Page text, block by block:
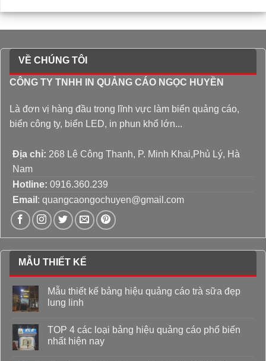
VỀ CHÚNG TÔI
CÔNG TY TNHH IN QUẢNG CÁO NGỌC HUYỀN
Là đơn vị hàng đầu trong lĩnh vực làm biển quảng cáo,
biển công ty, biển LED, in phun khổ lớn...
Địa chỉ: 268 Lê Công Thanh, P. Minh Khai,Phủ Lý, Hà
Nam
Hotline: 0916.360.239
Email : quangcaongochuyen@gmail.com
MẪU THIẾT KẾ
Mẫu thiết kế bảng hiệu quảng cáo trà sữa đẹp
lung linh
TOP 4 các loại bảng hiệu quảng cáo phổ biến
nhất hiện nay